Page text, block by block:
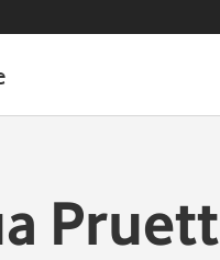
Pruett